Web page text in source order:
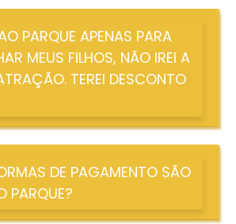
MEUS FILHOS, NÃO IREI A
TEREI DESCONTO
PARQUE?